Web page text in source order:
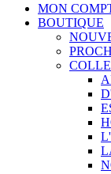
MON
BOUTIQUE